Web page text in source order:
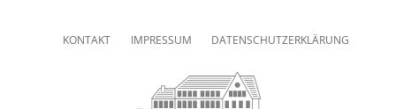
KONTAKT IMPRESSUM DATENSCHUTZERKLÄRUNG